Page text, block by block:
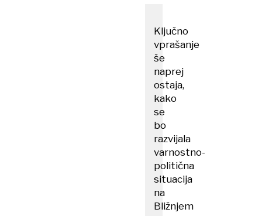
Ključno
vprašanje
še
naprej
ostaja,
kako
se
bo
razvijala
varnostno-
politična
situacija
na
Bližnjem